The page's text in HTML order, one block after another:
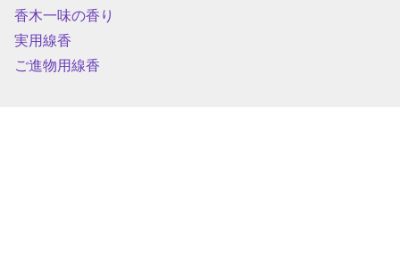
香木一味の香り
実用線香
ご進物用線香